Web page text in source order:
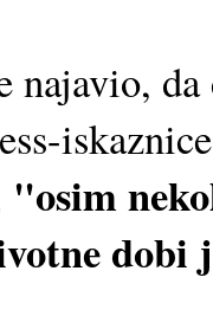
najavio,
"osim